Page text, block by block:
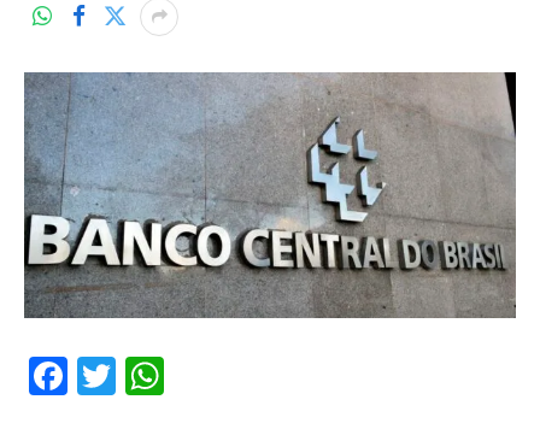
Facebook
Twitter